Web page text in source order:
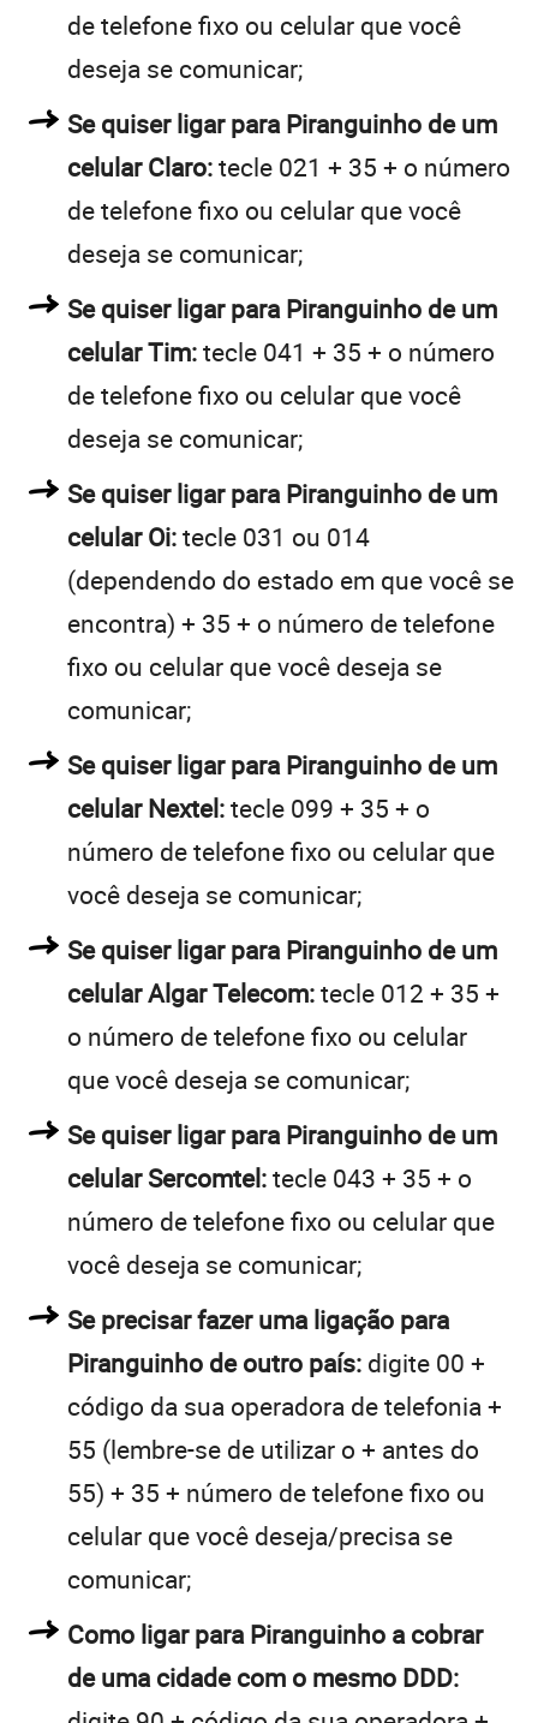
de telefone fixo ou celular que você
deseja se comunicar;
Se quiser ligar para Piranguinho de um
celular Claro:tecle 021 + 35 + o número
de telefone fixo ou celular que você
deseja se comunicar;
Se quiser ligar para Piranguinho de um
celular Tim:tecle 041 + 35 + o número
de telefone fixo ou celular que você
deseja se comunicar;
Se quiser ligar para Piranguinho de um
celular Oi:tecle 031 ou 014
(dependendo do estado em que você se
encontra) + 35 + o número de telefone
fixo ou celular que você deseja se
comunicar;
Se quiser ligar para Piranguinho de um
celular Nextel:tecle 099 + 35 + o
número de telefone fixo ou celular que
você deseja se comunicar;
Se quiser ligar para Piranguinho de um
celular Algar Telecom:tecle 012 + 35 +
o número de telefone fixo ou celular
que você deseja se comunicar;
Se quiser ligar para Piranguinho de um
celular Sercomtel:tecle 043 + 35 + o
número de telefone fixo ou celular que
você deseja se comunicar;
Se precisar fazer uma ligação para
Piranguinho de outro país: digite 00 +
código da sua operadora de telefonia +
55 (lembre-se de utilizar o + antes do
55) + 35 + número de telefone fixo ou
celular que você deseja/precisa se
comunicar;
Como ligar para Piranguinho a cobrar
de uma cidade com o mesmo DDD: